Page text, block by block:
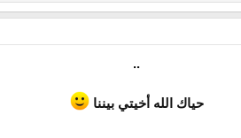
..
حياك الله أخيتي بيننا